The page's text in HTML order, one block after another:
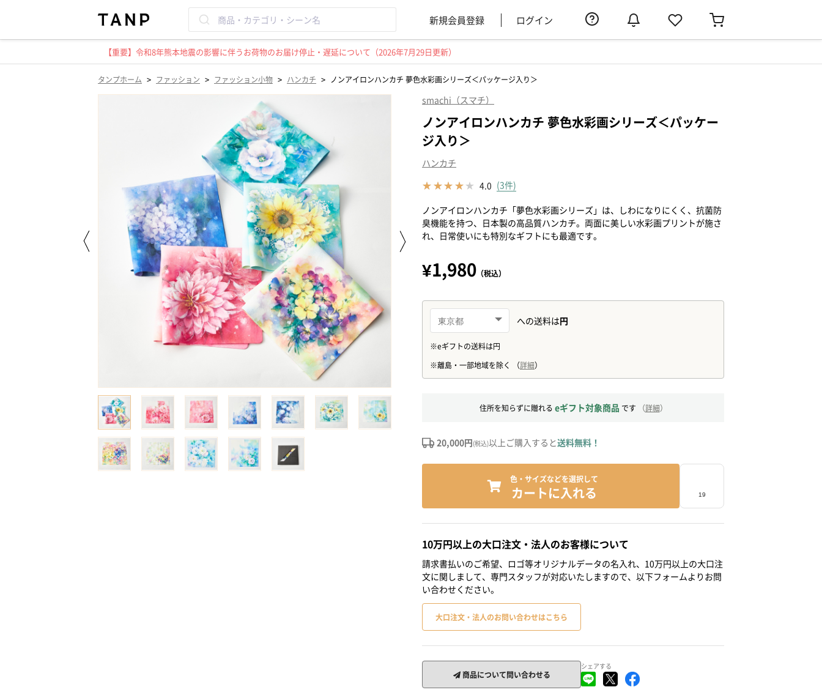
新規会員登録 ログイン
【重要】令和8年熊本地震の影響に伴うお荷物のお届け停止・遅延について（2026年7月29日更新）
タンプホーム > ファッション > ファッション小物 > ハンカチ > ノンアイロンハンカチ 夢色水彩画シリーズ＜パッケージ入り＞
smachi（スマチ）
ノンアイロンハンカチ 夢色水彩画シリーズ＜パッケー
ジ入り＞
ハンカチ
4.0 (3件)
ノンアイロンハンカチ「夢色水彩画シリーズ」は、しわになりにくく、抗菌防
臭機能を持つ、日本製の高品質ハンカチ。両面に美しい水彩画プリントが施さ
れ、日常使いにも特別なギフトにも最適です。
¥1,980 （税込）
住所を知らずに贈れる eギフト対象商品 です （詳細）
20,000円(税込)以上ご購入すると送料無料！
色・サイズなどを選択して
カートに入れる
10万円以上の大口注文・法人のお客様について
請求書払いのご希望、ロゴ等オリジナルデータの名入れ、10万円以上の大口注
文に関しまして、専門スタッフが対応いたしますので、以下フォームよりお問
い合わせください。
大口注文・法人のお問い合わせはこちら
商品について問い合わせる
シェアする